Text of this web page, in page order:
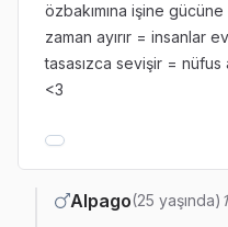
özbakımına işine
zaman ayırır = insanlar
tasasızca sevişir = nüfus
<3
Alpago(25 yaşında)